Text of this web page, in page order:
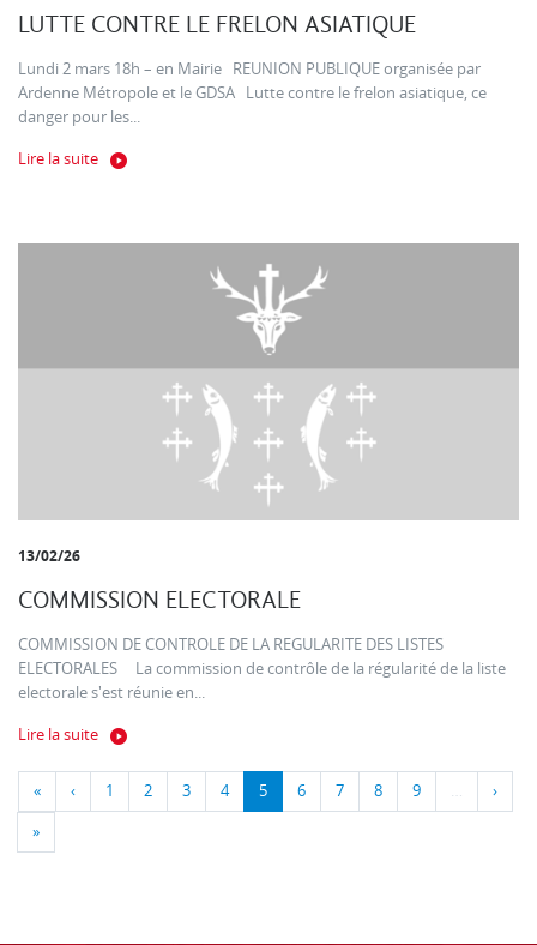
LUTTE CONTRE LE FRELON ASIATIQUE
Lundi 2 mars 18h – en Mairie REUNION PUBLIQUE organisée par
Ardenne Métropole et le GDSA Lutte contre le frelon asiatique, ce
danger pour les...
Lire la suite
13/02/26
COMMISSION ELECTORALE
COMMISSION DE CONTROLE DE LA REGULARITE DES LISTES
ELECTORALES La commission de contrôle de la régularité de la liste
electorale s'est réunie en...
Lire la suite
« ‹ 1 2 3 4 5 6 7 8 9 … ›
»